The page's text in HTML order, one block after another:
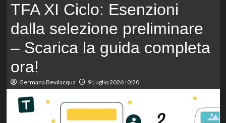
TFA XI Ciclo: Esenzioni
dalla selezione preliminare
– Scarica la guida completa
ora!
Germana Bevilacqua 9 Luglio 2026 : 0:20